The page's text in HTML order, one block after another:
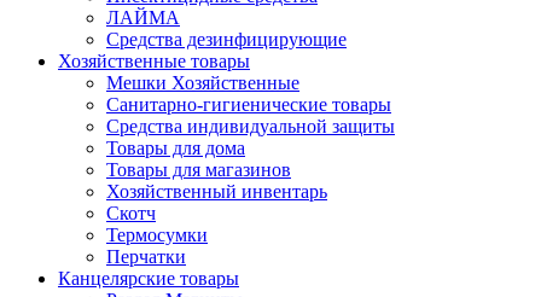
ЛАЙМА
Средства дезинфицирующие
Хозяйственные товары
Мешки Хозяйственные
Санитарно-гигиенические товары
Средства индивидуальной защиты
Товары для дома
Товары для магазинов
Хозяйственный инвентарь
Скотч
Термосумки
Перчатки
Канцелярские товары